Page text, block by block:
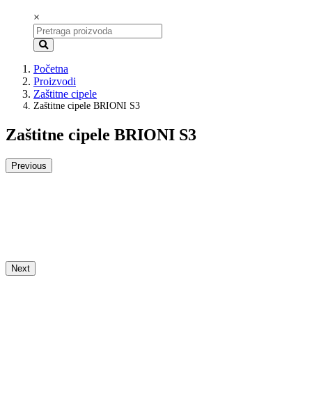
×
Početna
Proizvodi
Zaštitne cipele
Zaštitne cipele BRIONI S3
Zaštitne cipele BRIONI S3
Previous
Next